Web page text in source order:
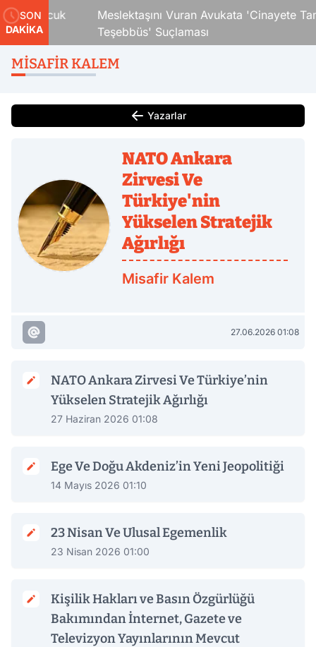
SON
DAKİKA
Çocuk
Meslektaşını Vuran Avukata 'Cinayete Tam
Teşebbüs' Suçlaması
MISAFIR KALEM
Yazarlar
NATO Ankara
Zirvesi Ve
Türkiye'nin
Yükselen Stratejik
Ağırlığı
Misafir Kalem
27.06.2026 01:08
NATO Ankara Zirvesi Ve Türkiye’nin
Yükselen Stratejik Ağırlığı
27 Haziran 2026 01:08
Ege Ve Doğu Akdeniz’in Yeni Jeopolitiği
14 Mayıs 2026 01:10
23 Nisan Ve Ulusal Egemenlik
23 Nisan 2026 01:00
Kişilik Hakları ve Basın Özgürlüğü
Bakımından İnternet, Gazete ve
Televizyon Yayınlarının Mevcut